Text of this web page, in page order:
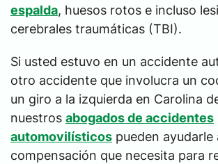
espalda, huesos rotos e incluso
cerebrales traumáticas (TBI).
Si usted estuvo en un accidente
otro accidente que involucra un
un giro a la izquierda en Carolina
nuestros abogados de accidentes
automovilísticos pueden ayudarle
compensación que necesita para